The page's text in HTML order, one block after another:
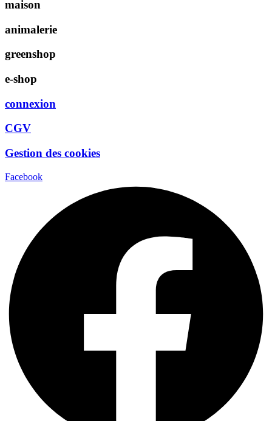
maison
animalerie
greenshop
e-shop
connexion
CGV
Gestion des cookies
Facebook